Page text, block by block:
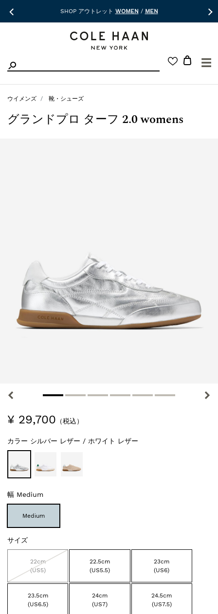
SHOP アウトレット WOMEN / MEN
☰
ウイメンズ 靴・シューズ
グランドプロ ターフ 2.0 womens
¥ 29,700 （税込）
カラー シルバー レザー / ホワイト レザー
幅 Medium
Medium
サイズ
22cm
(US5)
22.5cm
(US5.5)
23cm
(US6)
23.5cm
(US6.5)
24cm
(US7)
24.5cm
(US7.5)